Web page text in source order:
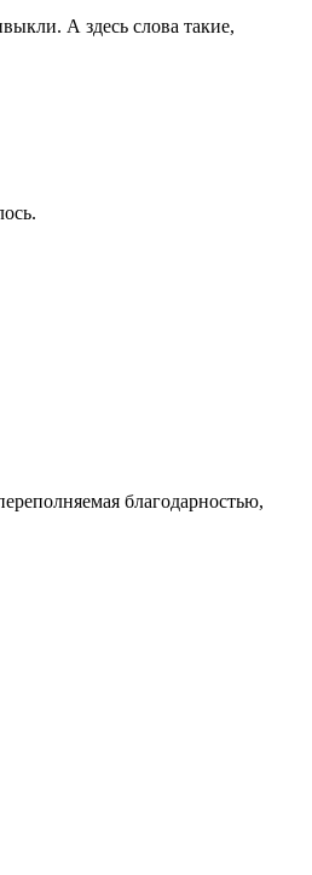
А здесь слова такие,
благодарностью,